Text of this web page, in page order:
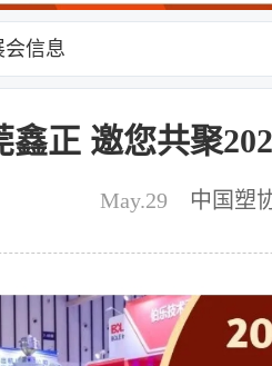
会信息
鑫正 邀您共聚
May.29 中国塑